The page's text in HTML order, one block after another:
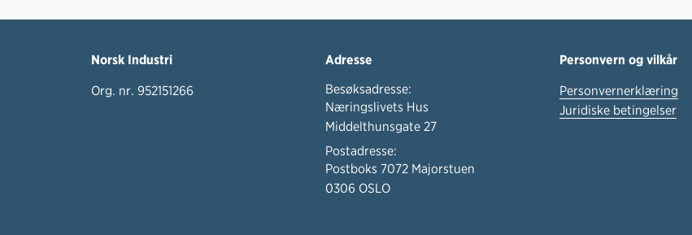
Norsk Industri
Org. nr. 952151266
Adresse
Besøksadresse:
Næringslivets Hus
Middelthunsgate 27
Postadresse:
Postboks 7072 Majorstuen
0306 OSLO
Personvern og vilkår
Personvernerklæring
Juridiske betingelser